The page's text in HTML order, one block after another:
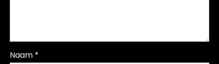
Naam *